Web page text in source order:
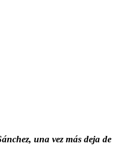
una vez más deja de